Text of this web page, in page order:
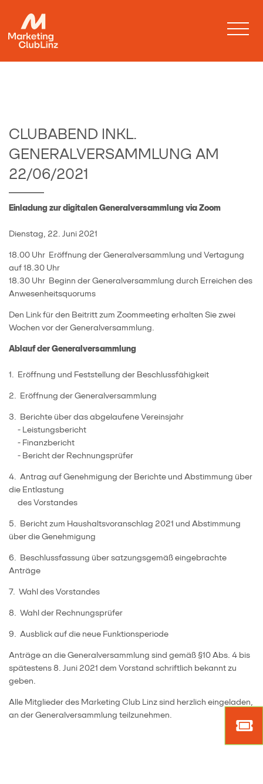
CLUBABEND INKL.
GENERALVERSAMMLUNG AM
22/06/2021
Einladung zur digitalen Generalversammlung via Zoom
Dienstag, 22. Juni 2021
18.00 Uhr Eröffnung der Generalversammlung und Vertagung
auf 18.30 Uhr
18.30 Uhr Beginn der Generalversammlung durch Erreichen des
Anwesenheitsquorums
Den Link für den Beitritt zum Zoommeeting erhalten Sie zwei
Wochen vor der Generalversammlung.
Ablauf der Generalversammlung
1. Eröffnung und Feststellung der Beschlussfähigkeit
2. Eröffnung der Generalversammlung
3. Berichte über das abgelaufene Vereinsjahr
- Leistungsbericht
- Finanzbericht
- Bericht der Rechnungsprüfer
4. Antrag auf Genehmigung der Berichte und Abstimmung über
die Entlastung
des Vorstandes
5. Bericht zum Haushaltsvoranschlag 2021 und Abstimmung
über die Genehmigung
6. Beschlussfassung über satzungsgemäß eingebrachte
Anträge
7. Wahl des Vorstandes
8. Wahl der Rechnungsprüfer
9. Ausblick auf die neue Funktionsperiode
Anträge an die Generalversammlung sind gemäß §10 Abs. 4 bis
spätestens 8. Juni 2021 dem Vorstand schriftlich bekannt zu
geben.
Alle Mitglieder des Marketing Club Linz sind herzlich eingeladen,
an der Generalversammlung teilzunehmen.